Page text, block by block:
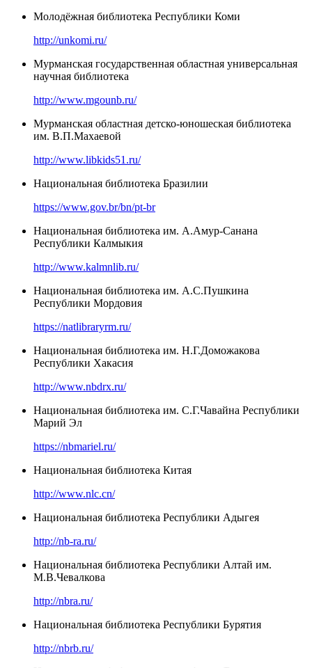
Молодёжная библиотека Республики Коми
http://unkomi.ru/
Мурманская государственная областная универсальная
научная библиотека
http://www.mgounb.ru/
Мурманская областная детско-юношеская библиотека
им. В.П.Махаевой
http://www.libkids51.ru/
Национальная библиотека Бразилии
https://www.gov.br/bn/pt-br
Национальная библиотека им. А.Амур-Санана
Республики Калмыкия
http://www.kalmnlib.ru/
Национальная библиотека им. А.С.Пушкина
Республики Мордовия
https://natlibraryrm.ru/
Национальная библиотека им. Н.Г.Доможакова
Республики Хакасия
http://www.nbdrx.ru/
Национальная библиотека им. С.Г.Чавайна Республики
Марий Эл
https://nbmariel.ru/
Национальная библиотека Китая
http://www.nlc.cn/
Национальная библиотека Республики Адыгея
http://nb-ra.ru/
Национальная библиотека Республики Алтай им.
М.В.Чевалкова
http://nbra.ru/
Национальная библиотека Республики Бурятия
http://nbrb.ru/